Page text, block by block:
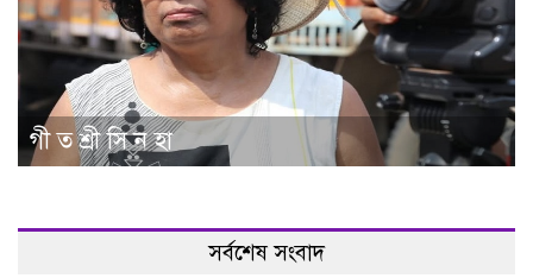
গী ত শ্রী সি ন হা
সর্বশেষ সংবাদ